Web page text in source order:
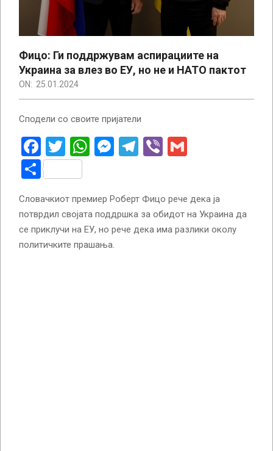
Фицо: Ги поддржувам аспирациите на
Украина за влез во ЕУ, но не и НАТО пактот
ON: 25.01.2024
Сподели со своите пријатели
Facebook
Twitter
WhatsApp
Messenger
Telegram
Viber
Share
Словачкиот премиер Роберт Фицо рече дека ја
потврдил својата поддршка за обидот на Украина да
се приклучи на ЕУ, но рече дека има разлики околу
политичките прашања.